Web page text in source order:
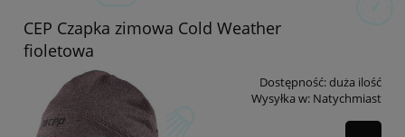
CEP Czapka zimowa Cold Weather
fioletowa
Dostępność:duża ilość
Wysyłka w: Natychmiast